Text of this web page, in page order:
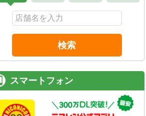
検索
スマートフォン